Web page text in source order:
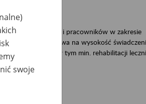
pracodawców i pracowników w zakresie
– tego co wpływa na wysokość
rentowej w tym min. rehabilitacji
swoje